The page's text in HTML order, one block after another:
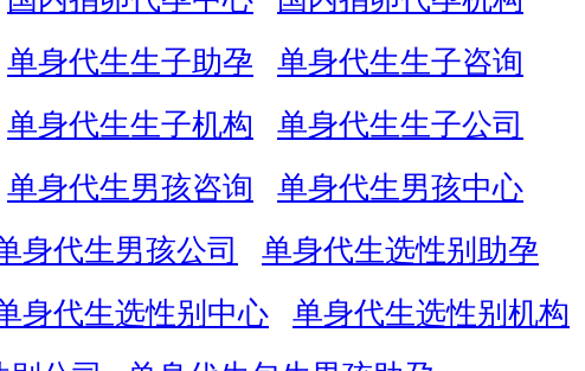
单身代生生子助孕
单身代生生子咨询
单身代生生子机构
单身代生生子公司
单身代生男孩咨询
单身代生男孩中心
身代生男孩公司
单身代生选性别助孕
身代生选性别中心
单身代生选性别机构